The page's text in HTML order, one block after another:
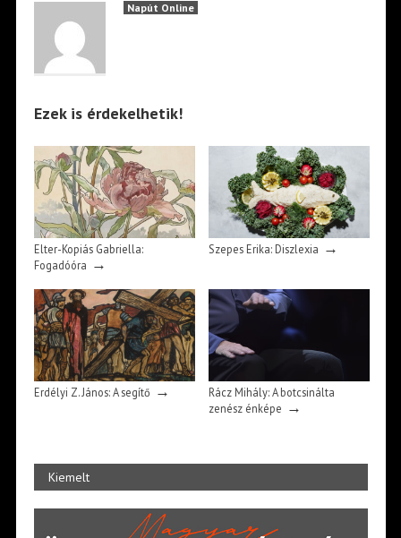
Napút Online
Ezek is érdekelhetik!
Elter-Kopiás Gabriella:
Fogadóóra →
Szepes Erika: Diszlexia →
Erdélyi Z. János: A segítő →
Rácz Mihály: A botcsinálta
zenész énképe →
Kiemelt